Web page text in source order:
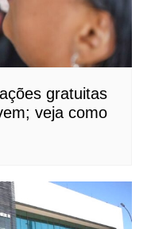
gratuitas
veja como